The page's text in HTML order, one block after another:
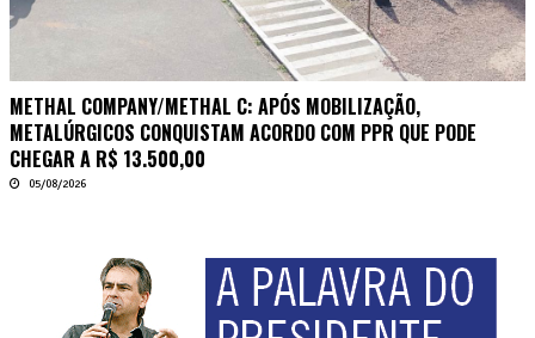
METHAL COMPANY/METHAL C: APÓS MOBILIZAÇÃO,
METALÚRGICOS CONQUISTAM ACORDO COM PPR QUE PODE
CHEGAR A R$ 13.500,00
05/08/2026